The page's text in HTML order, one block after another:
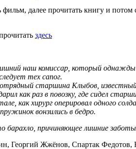
фильм, далее прочитать книгу и
здесь
наш комиссар, который
тех сапог.
старшина Клыбов, известный у
как раз в повозку, где сидел
как хирург оперировал одного
вонзились в бедро.
барахло, причиняющее лишние
Георгий Жжёнов, Спартак